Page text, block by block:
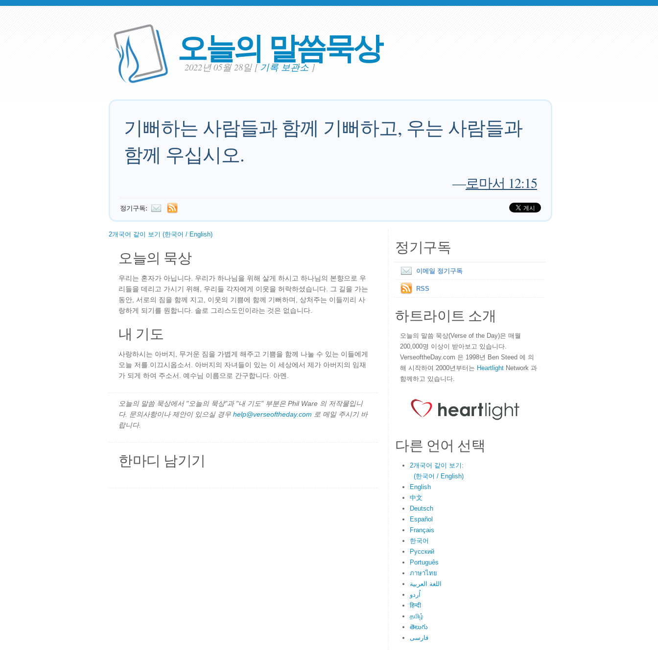
오늘의 말씀묵상
2022년 05월 28일 [기록 보관소]
기뻐하는 사람들과 함께 기뻐하고, 우는 사람들과
함께 우십시오.
—로마서 12:15
정기구독:
2개국어 같이 보기 (한국어 / English)
오늘의 묵상
우리는 혼자가 아닙니다. 우리가 하나님을 위해 살게 하시고 하나님의 본향으로 우
리들을 데리고 가시기 위해, 우리들 각자에게 이웃을 허락하셨습니다. 그 길을 가는
동안, 서로의 짐을 함께 지고, 이웃의 기쁨에 함께 기뻐하며, 상처주는 이들끼리 사
랑하게 되기를 원합니다. 솔로 그리스도인이라는 것은 없습니다.
내 기도
사랑하시는 아버지, 무거운 짐을 가볍게 해주고 기쁨을 함께 나눌 수 있는 이들에게
오늘 저를 이끄시옵소서. 아버지의 자녀들이 있는 이 세상에서 제가 아버지의 임재
가 되게 하여 주소서. 예수님 이름으로 간구합니다. 아멘.
오늘의 말씀 묵상에서 "오늘의 묵상"과 "내 기도" 부분은 Phil Ware 의 저작물입니
다. 문의사항이나 제안이 있으실 경우 help@verseoftheday.com 로 메일 주시기 바
랍니다.
한마디 남기기
정기구독
이메일 정기구독
RSS
하트라이트 소개
오늘의 말씀 묵상(Verse of the Day)은 매월
200,000명 이상이 받아보고 있습니다.
VerseoftheDay.com 은 1998년 Ben Steed 에 의
해 시작하여 2000년부터는 Heartlight Network 과
함께하고 있습니다.
다른 언어 선택
2개국어 같이 보기:
(한국어 / English)
English
中文
Deutsch
Español
Français
한국어
Русский
Português
ภาษาไทย
اللغة العربية
اُردو
हिन्दी
தமிழ்
తెలుగు
فارسی